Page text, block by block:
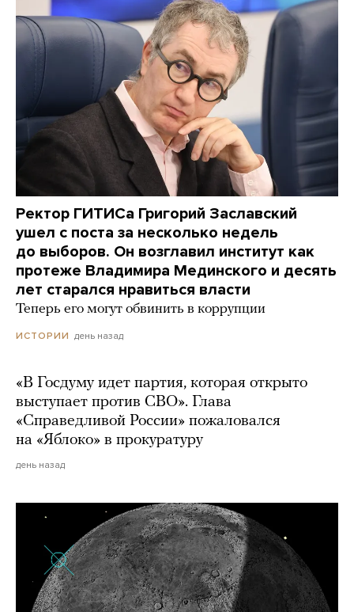
Ректор ГИТИСа Григорий Заславский
ушел с поста за несколько недель
до выборов. Он возглавил институт как
протеже Владимира Мединского и десять
лет старался нравиться власти
Теперь его могут обвинить в коррупции
ИСТОРИИ день назад
«В Госдуму идет партия, которая открыто
выступает против СВО». Глава
«Справедливой России» пожаловался
на «Яблоко» в прокуратуру
день назад